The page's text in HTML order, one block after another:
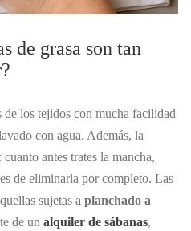
de grasa son tan
de los tejidos con mucha facilidad
con agua. Además, la
antes trates la mancha,
de eliminarla por completo. Las
sujetas a planchado a
de un alquiler de sábanas,